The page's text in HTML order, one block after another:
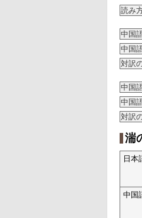
読み
中国
中国
対訳
中国
中国
対訳
湍
日本
中国